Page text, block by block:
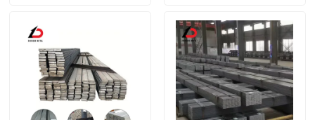
Casos
Solicite um orçamento
Cobre de aço galvanizado